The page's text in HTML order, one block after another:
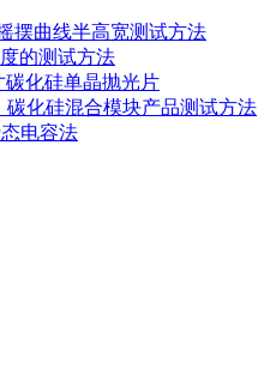
摆曲线半高宽测试方法
的测试方法
碳化硅单晶抛光片
碳化硅混合模块产品测试方法
电容法